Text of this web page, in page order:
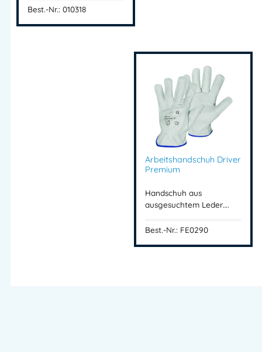
Best.-Nr.: 010318
Arbeitshandschuh Driver
Premium
Handschuh aus
ausgesuchtem Leder….
Best.-Nr.: FE0290